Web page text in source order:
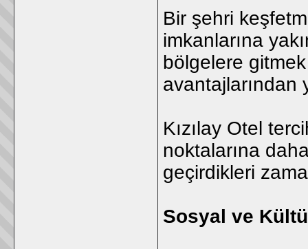
Bir şehri
imkanlarına
bölgelere
avantajlarından
Kızılay Otel
noktalarına
geçirdikleri
Sosyal ve